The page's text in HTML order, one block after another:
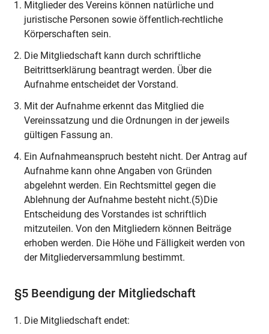
Mitglieder des Vereins können natürliche und
juristische Personen sowie öffentlich-rechtliche
Körperschaften sein.
Die Mitgliedschaft kann durch schriftliche
Beitrittserklärung beantragt werden. Über die
Aufnahme entscheidet der Vorstand.
Mit der Aufnahme erkennt das Mitglied die
Vereinssatzung und die Ordnungen in der jeweils
gültigen Fassung an.
Ein Aufnahmeanspruch besteht nicht. Der Antrag auf
Aufnahme kann ohne Angaben von Gründen
abgelehnt werden. Ein Rechtsmittel gegen die
Ablehnung der Aufnahme besteht nicht.(5)Die
Entscheidung des Vorstandes ist schriftlich
mitzuteilen. Von den Mitgliedern können Beiträge
erhoben werden. Die Höhe und Fälligkeit werden von
der Mitgliederversammlung bestimmt.
§5 Beendigung der Mitgliedschaft
Die Mitgliedschaft endet: